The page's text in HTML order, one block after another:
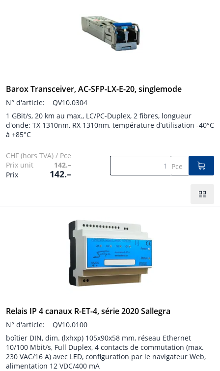
Barox Transceiver, AC-SFP-LX-E-20, singlemode
N° d'article:
QV10.0304
1 GBit/s, 20 km au max., LC/PC-Duplex, 2 fibres, longueur
d'onde: TX 1310nm, RX 1310nm, température d’utilisation -40°C
à +85°C
CHF (hors TVA) / Pce
Prix unit
142.–
Prix
142.–
Pce
Relais IP 4 canaux R-ET-4, série 2020 Sallegra
N° d'article:
QV10.0100
boîtier DIN, dim. (lxhxp) 105x90x58 mm, réseau Ethernet
10/100 Mbit/s, Full Duplex, 4 contacts de commutation (max.
230 VAC/16 A) avec LED, configuration par le navigateur Web,
alimentation 12 VDC/400 mA